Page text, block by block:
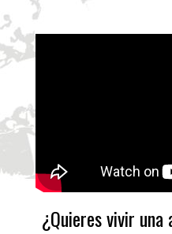
¿Quieres vivir